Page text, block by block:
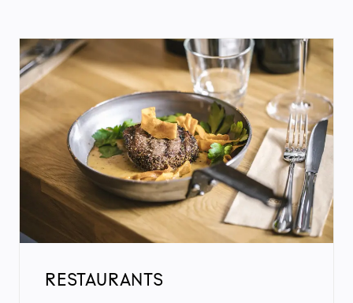
RESTAURANTS